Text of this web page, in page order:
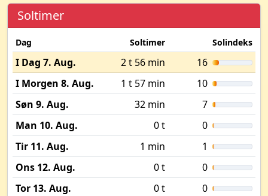
Soltimer
Dag Soltimer Solindeks
I Dag 7. Aug. 2 t 56 min
16
I Morgen 8. Aug.
1 t 57 min
10
Søn 9. Aug.
32 min
7
Man 10. Aug.
0 t
0
Tir 11. Aug.
1 min
1
Ons 12. Aug.
0 t
0
Tor 13. Aug.
0 t
0